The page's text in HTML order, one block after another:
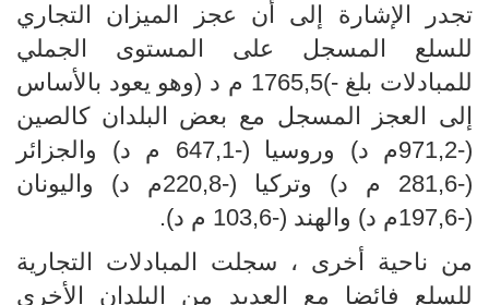
تجدر الإشارة إلى أن عجز الميزان التجاري
للسلع المسجل على المستوى الجملي
للمبادلات بلغ -)1765,5 م د (وهو يعود بالأساس
إلى العجز المسجل مع بعض البلدان كالصين
(-971,2م د) وروسيا (-647,1 م د) والجزائر
(-281,6 م د) وتركيا (-220,8م د) واليونان
(-197,6م د) والهند (-103,6 م د).
من ناحية أخرى ، سجلت المبادلات التجارية
للسلع فائضا مع العديد من البلدان الأخرى